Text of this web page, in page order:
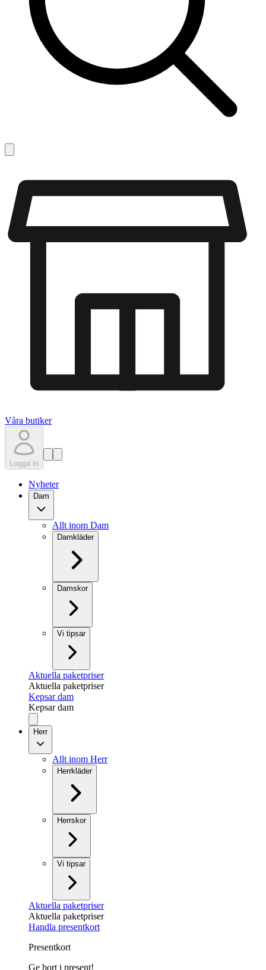
Våra butiker
Logga in
Nyheter
Dam
Allt inom Dam
Damkläder
Damskor
Vi tipsar
Aktuella paketpriser
Aktuella paketpriser
Kepsar dam
Kepsar dam
Herr
Allt inom Herr
Herrkläder
Herrskor
Vi tipsar
Aktuella paketpriser
Aktuella paketpriser
Handla presentkort
Presentkort
Ge bort i present!